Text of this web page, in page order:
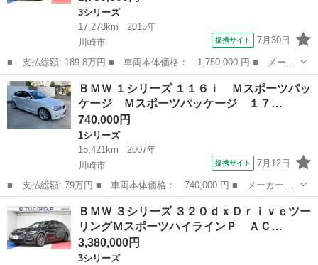
3シリーズ
17,278km
2015年
川崎市
提携サイト 7月30日
■ 支払総額: 189.8万円 ■ 車両本体価格： 1,750,000 円 ■ メーカ
ー名： ＢＭＷ ■ 車種名： ３シリーズ ■ グレード名： ３２０
ｄツーリング Ｍスポーツ １オーナー ＡＣＣ ＬＣＷ 専用シー
ト ｉＤ...
神奈川 川崎市
ＢＭＷ １シリーズ １１６ｉ Ｍスポーツパッ
ケージ Ｍスポーツパッケージ １７…
740,000円
1シリーズ
15,421km
2007年
川崎市
提携サイト 7月12日
■ 支払総額: 79万円 ■ 車両本体価格： 740,000 円 ■ メーカー
名： ＢＭＷ ■ 車種名： １シリーズ ■ グレード名： １１６
ｉ Ｍスポーツパッケージ Ｍスポーツパッケージ １７インチアル
ミ ディーラー車 ...
神奈川 川崎市
ＢＭＷ ３シリーズ ３２０ｄｘＤｒｉｖｅツー
リングＭスポーツハイラインＰ ＡＣ…
3,380,000円
3シリーズ